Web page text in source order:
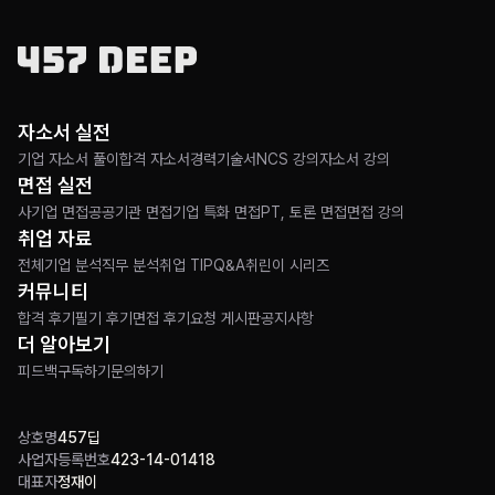
상호명457딥
사업자등록번호423-14-01418
대표자정재이
자소서 실전
기업 자소서 풀이 합격 자소서경력기술서 NCS 강의자소서 강의
면접 실전
사기업 면접공공기관 면접기업 특화 면접PT, 토론 면접면접 강의
취업 자료
전체 기업 분석직무 분석취업 TIPQ&A취린이 시리즈
커뮤니티
합격 후기 필기 후기 면접 후기 요청 게시판공지사항
더 알아보기
피드백구독하기 문의하기